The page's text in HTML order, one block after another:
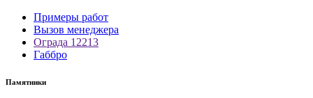
Примеры работ
Вызов менеджера
Ограда 12213
Габбро
Памятники